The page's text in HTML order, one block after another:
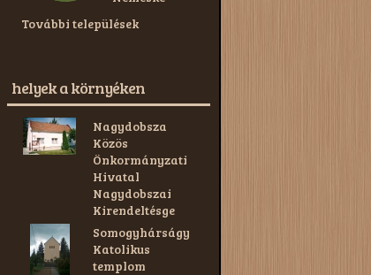
További települések
helyek a környéken
Nagydobsza
Közös
Önkormányzati
Hivatal
Nagydobszai
Kirendeltésge
Somogyhárságy
Katolikus
templom